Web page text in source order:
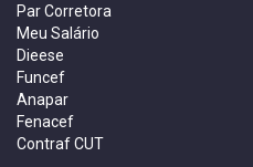
Par Corretora
Meu Salário
Dieese
Funcef
Anapar
Fenacef
Contraf CUT